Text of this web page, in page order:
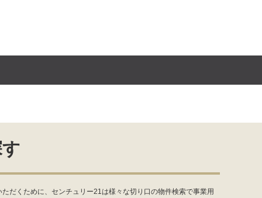
だくために、センチュリー21は様々な切り口の物件検索で事業用